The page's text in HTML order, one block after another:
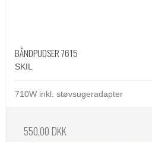
BÅNDPUDSER 7615
SKIL
710W inkl. støvsugeradapter
550,00 DKK